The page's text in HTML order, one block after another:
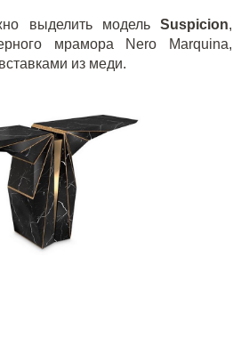
выделить модель Suspicion,
мрамора Nero Marquina,
из меди.